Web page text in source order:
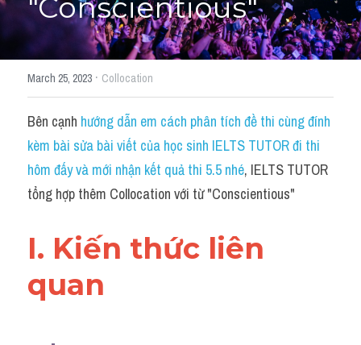
Idioms đồng nghĩa
Idioms trái nghĩa
Antonym
Idiom
Grammar
Word form
Cách dùng từ
"Conscientious"
March 25, 2023 · Collocation
Bên cạnh hướng dẫn em cách phân tích đề thi cùng đính
kèm bài sửa bài viết của học sinh IELTS TUTOR đi thi
hôm đấy và mới nhận kết quả thi 5.5 nhé, IELTS TUTOR
tổng hợp thêm Collocation với từ "Conscientious"
I. Kiến thức liên
quan